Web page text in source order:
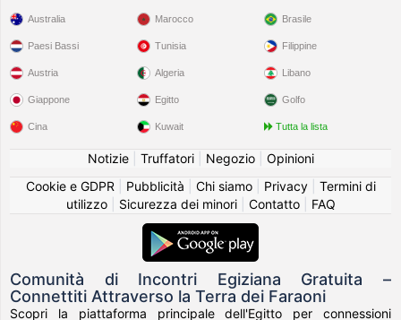
Australia
Paesi Bassi
Austria
Giappone
Cina
Marocco
Tunisia
Algeria
Egitto
Kuwait
Brasile
Filippine
Libano
Golfo
Tutta la lista
Notizie| Truffatori| Negozio| Opinioni
Cookie e GDPR
Pubblicità Chi siamo| Privacy| Termini di
utilizzo| Sicurezza dei minori| Contatto| FAQ
Comunità di Incontri Egiziana Gratuita –
Connettiti Attraverso la Terra dei Faraoni
Scopri la piattaforma principale dell'Egitto per connessioni